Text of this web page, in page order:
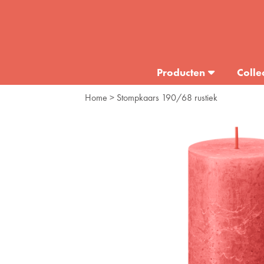
Producten
Home > Stompkaars 190/68 rustiek